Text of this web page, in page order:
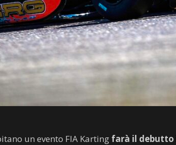
un evento FIA Karting farà il debutto